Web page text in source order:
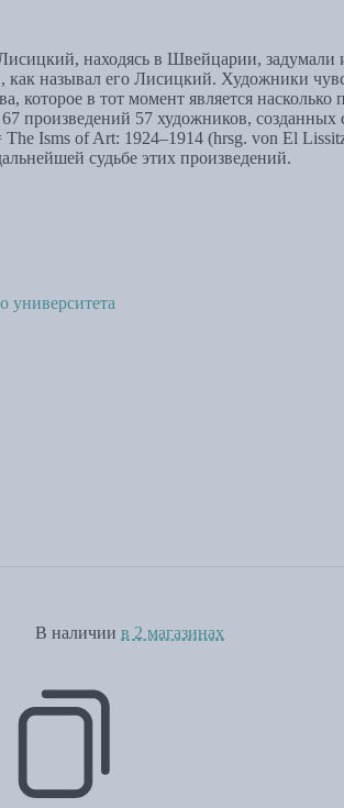
находясь в Швейцарии, задумали
как называл его Лисицкий. Художники
которое в тот момент является
произведений 57 художников,
The Isms of Art: 1924–1914 (hrsg. von El
судьбе этих произведений.
университета
В наличии в 2 магазинах